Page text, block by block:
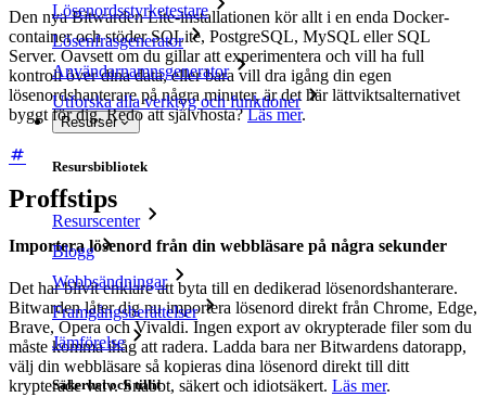
Lösenordsstyrketestare
Lösenfrasgenerator
Användarnamnsgenerator
Utforska alla verktyg och funktioner
Resurser
Resursbibliotek
Resurscenter
Blogg
Webbsändningar
Framgångsberättelser
Jämförelse
Säkerhet och tillit
Den nya Bitwarden Lite-installationen kör allt i en enda Docker-
container och stöder SQLite, PostgreSQL, MySQL eller SQL
Server. Oavsett om du gillar att experimentera och vill ha full
kontroll över dina data, eller bara vill dra igång din egen
lösenordshanterare på några minuter, är det här lättviktsalternativet
byggt för dig. Redo att självhosta?Läs mer.
Proffstips
Importera lösenord från din webbläsare på några sekunder
Det har blivit enklare att byta till en dedikerad lösenordshanterare.
Bitwarden låter dig nu importera lösenord direkt från Chrome, Edge,
Brave, Opera och Vivaldi. Ingen export av okrypterade filer som du
måste komma ihåg att radera. Ladda bara ner Bitwardens datorapp,
välj din webbläsare så kopieras dina lösenord direkt till ditt
krypterade valv. Snabbt, säkert och idiotsäkert. Läs mer.